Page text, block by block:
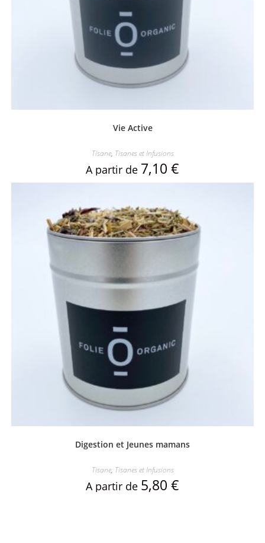
Vie Active
Tisane, Tisanes et Infusions
A partir de 7,10 €
Digestion et Jeunes mamans
Tisane, Tisanes et Infusions
A partir de 5,80 €